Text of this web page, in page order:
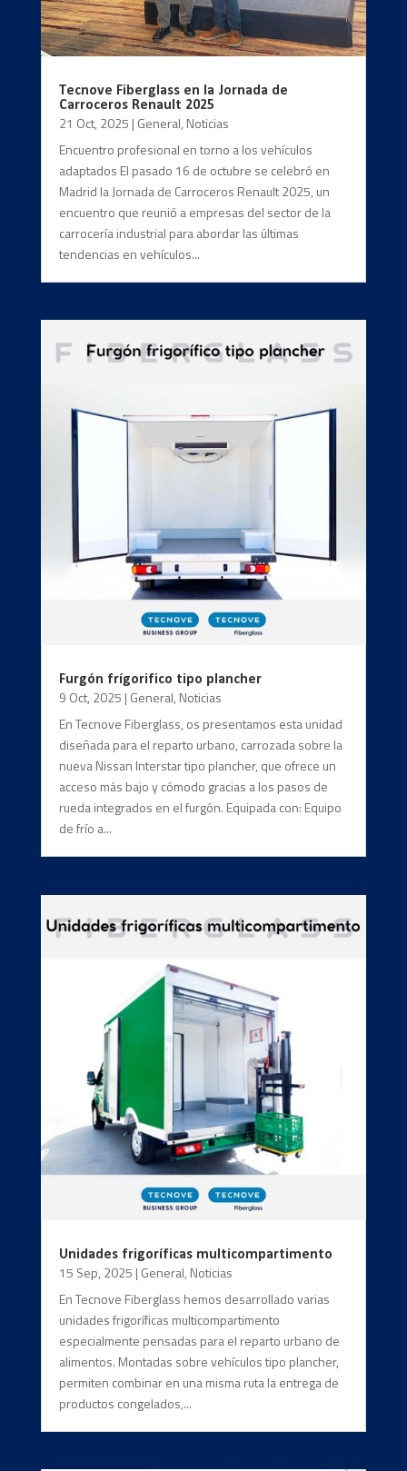
Tecnove Fiberglass en la Jornada de
Carroceros Renault 2025
21 Oct, 2025 | General, Noticias
Encuentro profesional en torno a los vehículos
adaptados El pasado 16 de octubre se celebró en
Madrid la Jornada de Carroceros Renault 2025, un
encuentro que reunió a empresas del sector de la
carrocería industrial para abordar las últimas
tendencias en vehículos...
Furgón frígorifico tipo plancher
9 Oct, 2025 | General, Noticias
En Tecnove Fiberglass, os presentamos esta unidad
diseñada para el reparto urbano, carrozada sobre la
nueva Nissan Interstar tipo plancher, que ofrece un
acceso más bajo y cómodo gracias a los pasos de
rueda integrados en el furgón. Equipada con: Equipo
de frío a...
Unidades frigoríficas multicompartimento
15 Sep, 2025 | General, Noticias
En Tecnove Fiberglass hemos desarrollado varias
unidades frigoríficas multicompartimento
especialmente pensadas para el reparto urbano de
alimentos. Montadas sobre vehículos tipo plancher,
permiten combinar en una misma ruta la entrega de
productos congelados,...